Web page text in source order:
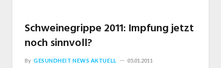
Schweinegrippe 2011: Impfung jetzt
noch sinnvoll?
By GESUNDHEIT NEWS AKTUELL 05.01.2011